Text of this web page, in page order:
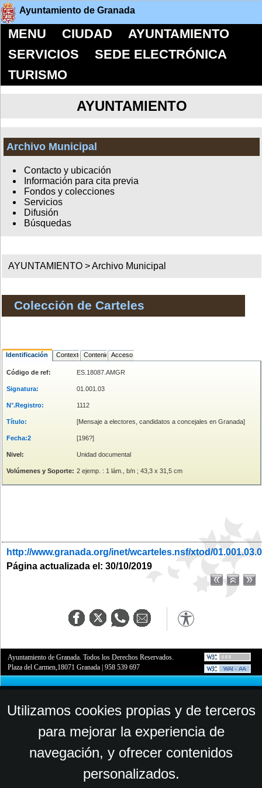
Ayuntamiento de Granada
MENU CIUDAD
AYUNTAMIENTO
SERVICIOS
SEDE ELECTRÓNICA
TURISMO
AYUNTAMIENTO
Archivo Municipal
Contacto y ubicación
Información para cita previa
Fondos y colecciones
Servicios
Difusión
Búsquedas
AYUNTAMIENTO >Archivo Municipal
Colección de Carteles
Identificación Contexto ContenidoAcceso
Código de ref: ES.18087.AMGR
Signatura: 01.001.03
N°.Registro: 1112
Título: [Mensaje a electores, candidatos a concejales en Granada]
Fecha:2 [196?]
Nivel: Unidad documental
Volúmenes y Soporte: 2 ejemp. : 1 lám., b/n ; 43,3 x 31,5 cm
http://www.granada.org/inet/wcarteles.nsf/xtod/
Página actualizada el: 30/10/2019
Ayuntamiento de Granada. Todos los Derechos Reservados.
Plaza del Carmen,18071 Granada |958 539 697
Utilizamos cookies propias y de terceros
para mejorar la experiencia de
navegación, y ofrecer contenidos
personalizados.